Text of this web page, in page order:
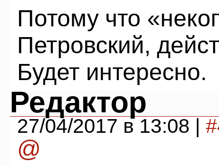
Потому что
Петровский,
Будет интересно.
Редактор
27/04/2017 в 13:08 |
@